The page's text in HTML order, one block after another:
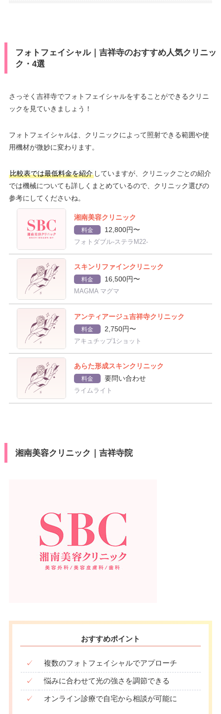
フォトフェイシャル｜吉祥寺のおすすめ人気クリニッ
ク・4選
さっそく吉祥寺でフォトフェイシャルをすることができるクリニ
ックを見ていきましょう！
フォトフェイシャルは、クリニックによって照射できる範囲や使
用機材が微妙に変わります。
比較表では最低料金を紹介していますが、クリニックごとの紹介
では機械についても詳しくまとめているので、クリニック選びの
参考にしてくださいね。
湘南美容クリニック
料金 12,800円〜
フォトダブル-ステラM22-
スキンリファインクリニック
料金 16,500円〜
MAGMA マグマ
アンティアージュ吉祥寺クリニック
料金 2,750円〜
アキュチップ1ショット
あらた形成スキンクリニック
料金 要問い合わせ
ライムライト
湘南美容クリニック｜吉祥寺院
おすすめポイント
✓ 複数のフォトフェイシャルでアプローチ
✓ 悩みに合わせて光の強さを調節できる
✓ オンライン診療で自宅から相談が可能に